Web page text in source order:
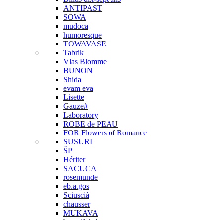
ANTIPAST
SOWA
mudoca
humoresque
TOWAVASE
Tabrik
Vlas Blomme
BUNON
Shida
evam eva
Lisette
Gauze#
Laboratory
ROBE de PEAU
FOR Flowers of Romance
SUSURI
ŠP
Hériter
SACUCA
rosemunde
eb.a.gos
Sciuscià
chausser
MUKAVA